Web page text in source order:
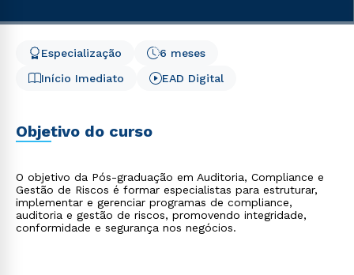
Início Imediato
6 meses
Especialização
EAD Digital
Objetivo do curso
O objetivo da Pós-graduação em Auditoria, Compliance e
Gestão de Riscos é formar especialistas para estruturar,
implementar e gerenciar programas de compliance,
auditoria e gestão de riscos, promovendo integridade,
conformidade e segurança nos negócios.